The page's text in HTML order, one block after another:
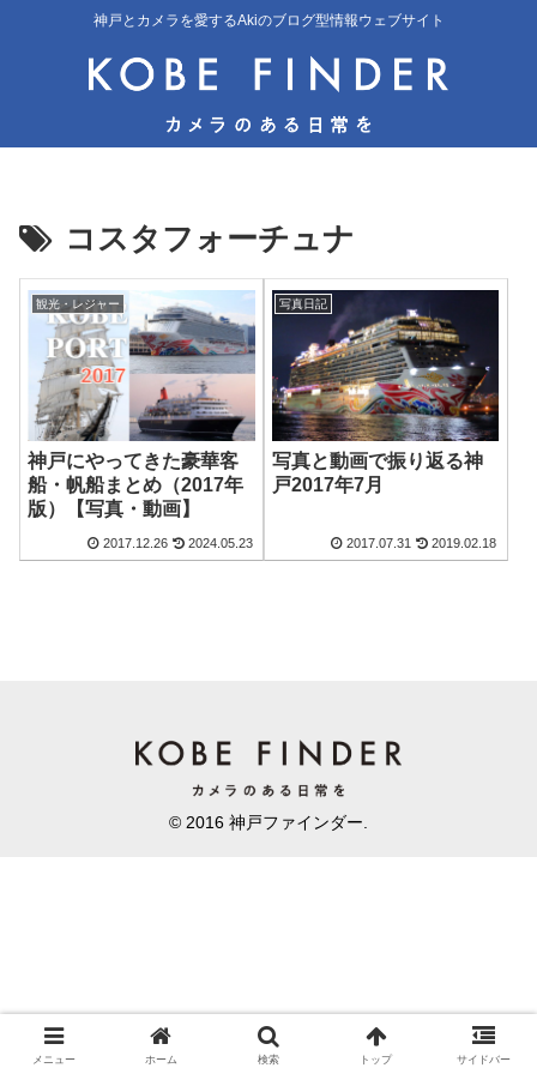
神戸とカメラを愛するAkiのブログ型情報ウェブサイト
コスタフォーチュナ
観光・レジャー
神戸にやってきた豪華客
船・帆船まとめ（2017年
版）【写真・動画】
2017.12.26 2024.05.23
写真日記
写真と動画で振り返る神
戸2017年7月
2017.07.31 2019.02.18
© 2016 神戸ファインダー.
メニュー ホーム 検索 トップ サイドバー